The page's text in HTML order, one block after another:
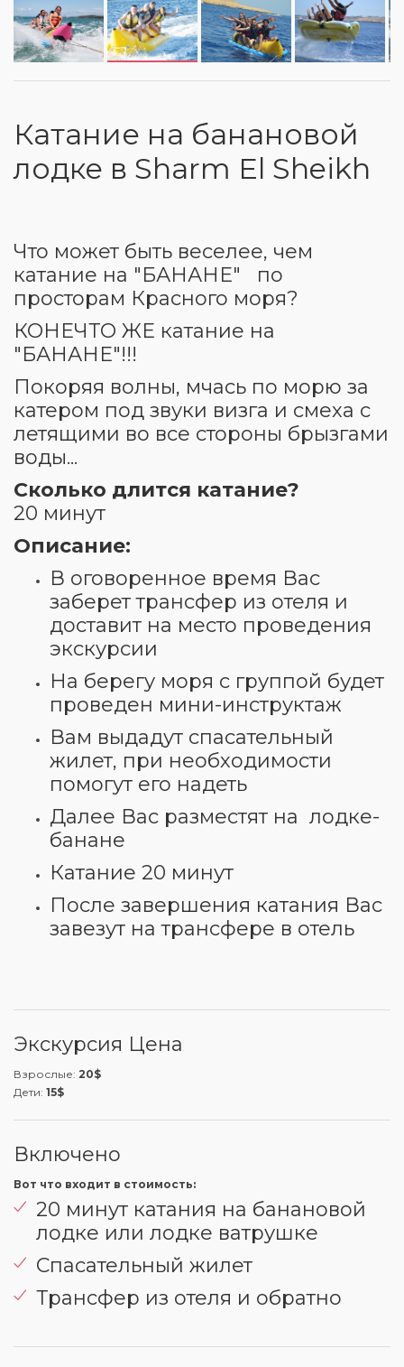
Катание на банановой
лодке в Sharm El Sheikh
Что может быть веселее, чем
катание на "БАНАНЕ" по
просторам Красного моря?
КОНЕЧТО ЖЕ катание на
"БАНАНЕ"!!!
Покоряя волны, мчась по морю за
катером под звуки визга и смеха с
летящими во все стороны брызгами
воды...
Сколько длится катание?
20 минут
Описание:
В оговоренное время Вас
заберет трансфер из отеля и
доставит на место проведения
экскурсии
На берегу моря с группой будет
проведен мини-инструктаж
Вам выдадут спасательный
жилет, при необходимости
помогут его надеть
Далее Вас разместят на лодке-
банане
Катание 20 минут
После завершения катания Вас
завезут на трансфере в отель
Экскурсия Цена
Взрослые: 20$
Дети: 15$
Включено
Вот что входит в стоимость:
20 минут катания на банановой
лодке или лодке ватрушке
Спасательный жилет
Трансфер из отеля и обратно